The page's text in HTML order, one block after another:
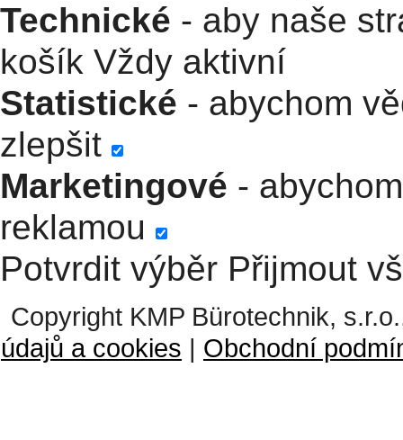
Technické - aby naše
košík Vždy aktivní
Statistické - abychom
zlepšit
Marketingové -
reklamou
Potvrdit výběr Přijmout
Copyright KMP Bürotechnik,
údajů a cookies | Obchodní